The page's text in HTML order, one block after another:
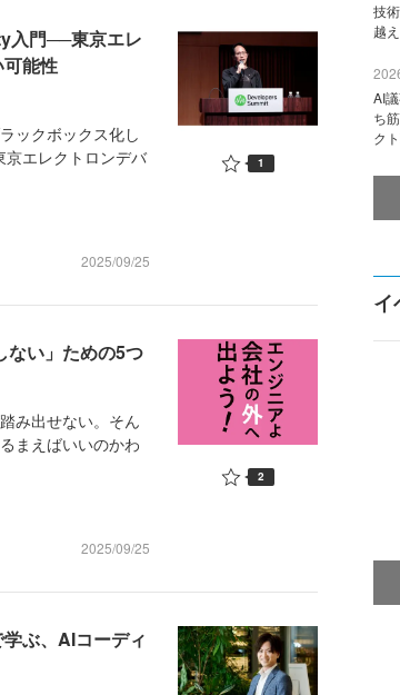
入門──東京エレ
能性
ックボックス化し
エレクトロンデバ
2025/09/25
1
ない」ための5つ
み出せない。そん
まえばいいのかわ
2025/09/25
2
ぶ、AIコーディ
技
越
AI
ち
ク
イ